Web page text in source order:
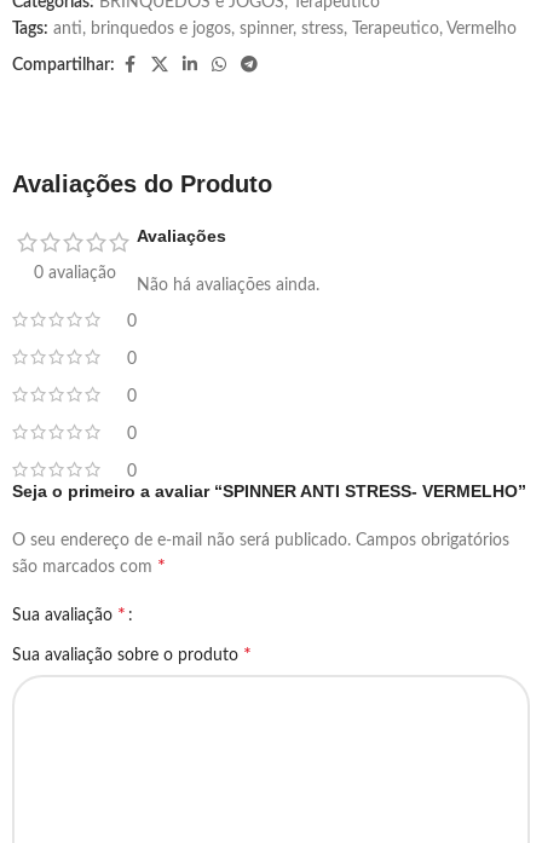
Tags: anti, brinquedos e jogos, spinner, stress, Terapeutico, Vermelho
Compartilhar:
Avaliações do Produto
0 avaliação
0
0
0
0
0
Avaliações
Não há avaliações ainda.
Seja o primeiro a avaliar “SPINNER ANTI STRESS- VERMELHO”
O seu endereço de e-mail não será publicado. Campos obrigatórios
são marcados com *
Sua avaliação *
Sua avaliação sobre o produto *